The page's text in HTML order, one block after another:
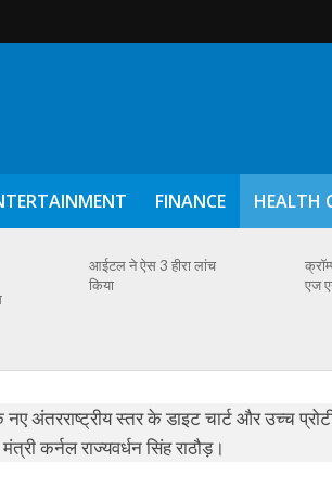
FINANCE HEALTH
आईटल ने ऐस 3 हीरा लांच
किया
एज